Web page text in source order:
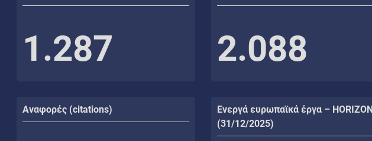
1.287 2.088
Αναφορές (citations)
Ενεργά ευρωπαϊκά έργα – HORIZON
(31/12/2025)